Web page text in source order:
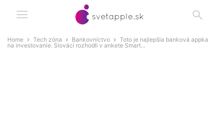
Home Tech zóna Bankovníctvo
Toto je najlepšia banková appka
na investovanie. Slováci rozhodli v ankete Smart...